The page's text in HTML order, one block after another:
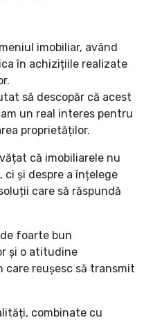
imobiliar, având
în achizițiile realizate
să descopăr că acest
un real interes pentru
proprietăților.
că imobiliarele nu
și despre a înțelege
care să răspundă
foarte bun
și o atitudine
care reușesc să transmit
combinate cu